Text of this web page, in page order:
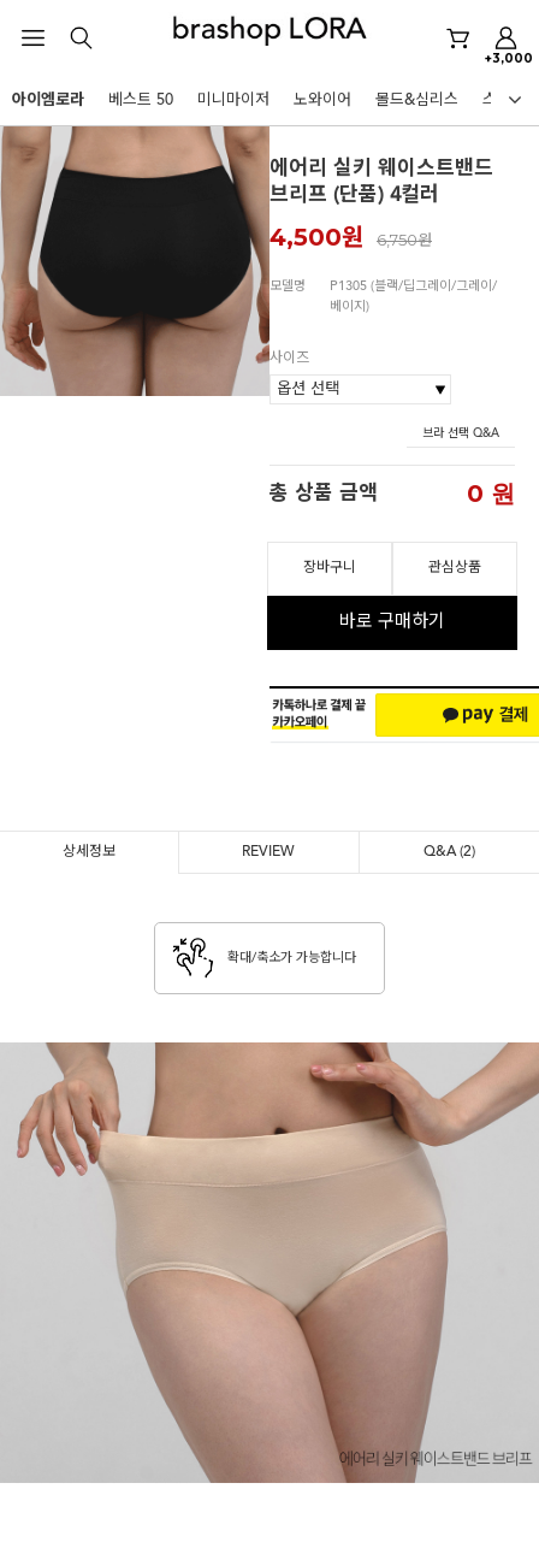
+3,000
HOT KEYWORDS
아이엠로라
노와이어
르미스떼르
미니마이저
아이엠로라
스포츠브라
노와이어
르미스떼르
고사드 스트랩리스
아이엠로라 베스트 50 미니마이저 노와이어 몰드&심리스 스포츠
에어리 실키 웨이스트밴드
브리프 (단품) 4컬러
4,500원 6,750원
모델명
P1305 (블랙/딥그레이/그레이/
베이지)
사이즈
브라 선택 Q&A
총 상품 금액 0 원
장바구니 관심상품
바로 구매하기
상세정보 REVIEW Q&A(2)
확대/축소가 가능합니다